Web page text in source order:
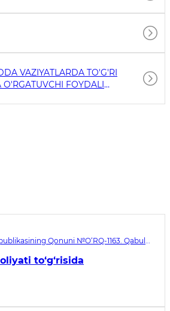
VAZIYATLARDA TO'G'RI
O'RGATUVCHI FOYDALI
Qonuni №O‘RQ-1163. Qabul
to‘g‘risida